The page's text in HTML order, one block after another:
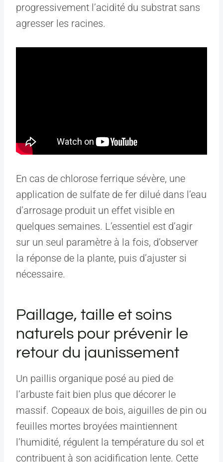
progressivement l’acidité du substrat sans
agresser les racines.
En cas de chlorose ferrique sévère, une
application de sulfate de fer dilué dans l’eau
d’arrosage produit un effet visible en
quelques semaines. L’essentiel est d’agir
sur un seul paramètre à la fois, d’observer
la réponse de la plante, puis d’ajuster si
nécessaire.
Paillage, taille et soins
naturels pour prévenir le
retour du jaunissement
Un paillis organique posé au pied de
l’arbuste fait bien plus que décorer le
massif. Copeaux de bois, aiguilles de pin ou
feuilles mortes broyées maintiennent
l’humidité, régulent la température du sol et
contribuent à son acidification lente. Cette